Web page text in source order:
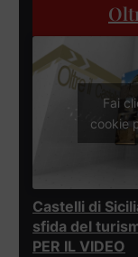
Fai
cookie
Castelli di
sfida del
PER IL VIDEO